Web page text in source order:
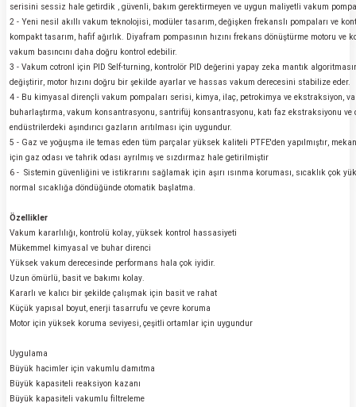
serisini sessiz hale getirdik , güvenli, bakım gerektirmeyen ve uygun maliyetli vakum
2 - Yeni nesil akıllı vakum teknolojisi, modüler tasarım, değişken frekanslı pompaları ve
kompakt tasarım, hafif ağırlık. Diyafram pompasının hızını frekans dönüştürme motoru ve
vakum basıncını daha doğru kontrol edebilir.
3 - Vakum cotronl için PID Self-turning, kontrolör PID değerini yapay zeka mantık
değiştirir, motor hızını doğru bir şekilde ayarlar ve hassas vakum derecesini stabilize eder.
4 - Bu kimyasal dirençli vakum pompaları serisi, kimya, ilaç, petrokimya ve ekstraksiyon,
buharlaştırma, vakum konsantrasyonu, santrifüj konsantrasyonu, katı faz ekstraksiyonu
endüstrilerdeki aşındırıcı gazların arıtılması için uygundur.
5 - Gaz ve yoğuşma ile temas eden tüm parçalar yüksek kaliteli PTFE'den yapılmıştır,
için gaz odası ve tahrik odası ayrılmış ve sızdırmaz hale getirilmiştir
6 - Sistemin güvenliğini ve istikrarını sağlamak için aşırı ısınma koruması, sıcaklık çok
normal sıcaklığa döndüğünde otomatik başlatma.
Özellikler
Vakum kararlılığı, kontrolü kolay, yüksek kontrol hassasiyeti
Mükemmel kimyasal ve buhar direnci
Yüksek vakum derecesinde performans hala çok iyidir.
Uzun ömürlü, basit ve bakımı kolay.
Kararlı ve kalıcı bir şekilde çalışmak için basit ve rahat
Küçük yapısal boyut, enerji tasarrufu ve çevre koruma
Motor için yüksek koruma seviyesi, çeşitli ortamlar için uygundur
Uygulama
Büyük hacimler için vakumlu damıtma
Büyük kapasiteli reaksiyon kazanı
Büyük kapasiteli vakumlu filtreleme